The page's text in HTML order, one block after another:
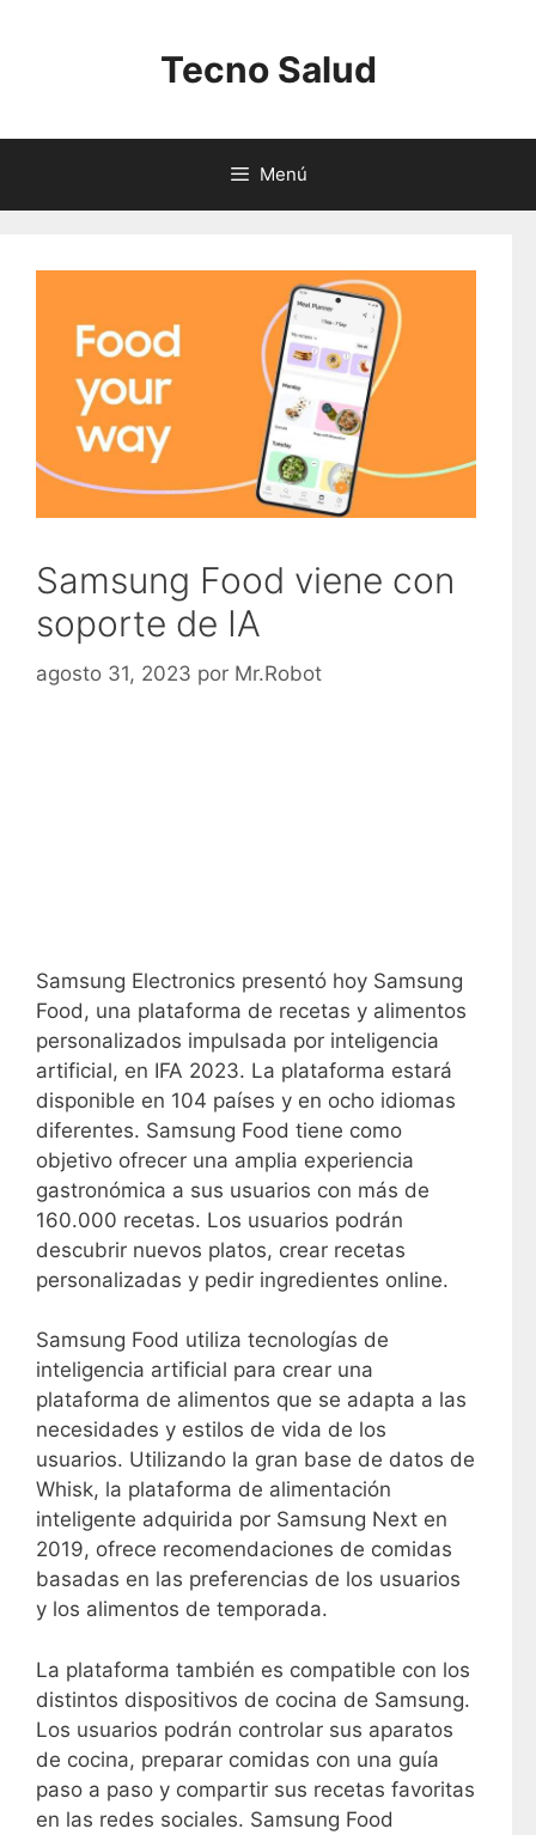
Tecno Salud
Menú
Samsung Food viene con
soporte de IA
agosto 31, 2023 por Mr.Robot
Samsung Electronics presentó hoy Samsung
Food, una plataforma de recetas y alimentos
personalizados impulsada por inteligencia
artificial, en IFA 2023. La plataforma estará
disponible en 104 países y en ocho idiomas
diferentes. Samsung Food tiene como
objetivo ofrecer una amplia experiencia
gastronómica a sus usuarios con más de
160.000 recetas. Los usuarios podrán
descubrir nuevos platos, crear recetas
personalizadas y pedir ingredientes online.
Samsung Food utiliza tecnologías de
inteligencia artificial para crear una
plataforma de alimentos que se adapta a las
necesidades y estilos de vida de los
usuarios. Utilizando la gran base de datos de
Whisk, la plataforma de alimentación
inteligente adquirida por Samsung Next en
2019, ofrece recomendaciones de comidas
basadas en las preferencias de los usuarios
y los alimentos de temporada.
La plataforma también es compatible con los
distintos dispositivos de cocina de Samsung.
Los usuarios podrán controlar sus aparatos
de cocina, preparar comidas con una guía
paso a paso y compartir sus recetas favoritas
en las redes sociales. Samsung Food